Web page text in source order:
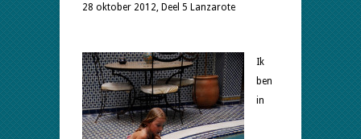
28 oktober 2012, Deel 5 Lanzarote
Ik
ben
in